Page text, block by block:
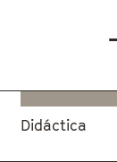
Didáctica